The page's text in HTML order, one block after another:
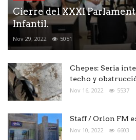
Cierre del XXXI
Infantil.
Nov 29, 2022 5051
Chepes: Seria
techo y
Nov 16, 2022 5537
Staff / Orion FM
Nov 10, 2022 6603